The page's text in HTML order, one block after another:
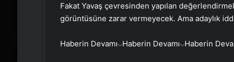
Fakat Yavaş çevresinden yapılan
görüntüsüne zarar vermeyecek. Ama adaylık
Haberin Devamı Haberin Devamı Haberin